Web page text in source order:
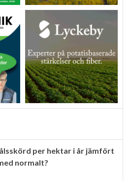
per hektar i år jämfört
normalt?